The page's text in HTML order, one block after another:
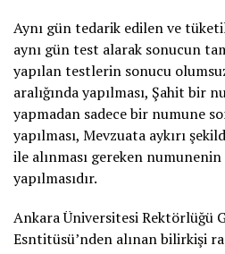
Aynı gün tedarik edilen ve
aynı gün test alarak sonucun
yapılan testlerin sonucu
aralığında yapılması, Şahit bir
yapmadan sadece bir numune
yapılması, Mevzuata aykırı
ile alınması gereken
yapılmasıdır.
Ankara Üniversitesi Rektörlüğü
Esntitüsü’nden alınan bilirkişi